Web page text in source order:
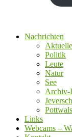
Nachrichten
Politik
Leute
Natur
See
Archiv-
Links
Webcams –